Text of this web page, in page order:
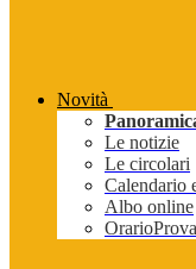
Novità
Le notizie
Le circolari
Calendario
Albo online
OrarioProva